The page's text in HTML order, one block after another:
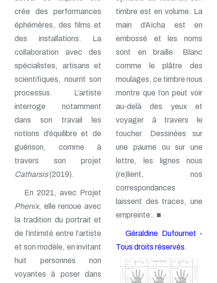
crée des performances
éphémères, des films et
des installations. La
collaboration avec des
spécialistes, artisans et
scientifiques, nourrit son
processus. L’artiste
interroge notamment
dans son travail les
notions d’équilibre et de
guérison, comme à
travers son projet
Catharsis(2019).
En 2021, avec Projet
Phenix, elle renoue avec
la tradition du portrait et
de l’intimité entre l’artiste
et son modèle, en invitant
huit personnes non
voyantes à poser dans
timbre est en volume. La
main d’Aïcha est en
embossé et les noms
sont en braille. Blanc
comme le plâtre des
moulages, ce timbre nous
montre que l’on peut voir
au-delà des yeux et
voyager à travers le
toucher. Dessinées sur
une paume ou sur une
lettre, les lignes nous
(re)lient, nos
correspondances
laissent des traces, une
empreinte.. ■
Géraldine Dufournet -
Tous droits réservés.